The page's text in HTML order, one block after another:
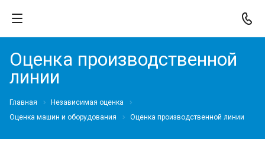
Оценка производственной
линии
Главная
Независимая оценка
Оценка машин и оборудования
Оценка производственной линии